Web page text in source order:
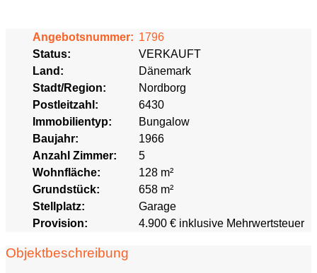
Angebotsnummer: 1796
Status:
VERKAUFT
Land:
Dänemark
Stadt/Region:
Nordborg
Postleitzahl:
6430
Immobilientyp:
Bungalow
Baujahr:
1966
Anzahl Zimmer:
5
Wohnfläche:
128 m²
Grundstück:
658 m²
Stellplatz:
Garage
Provision:
4.900 € inklusive Mehrwertsteuer
Objektbeschreibung